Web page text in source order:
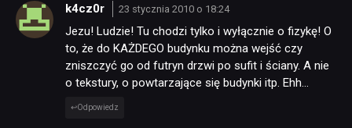
k4cz0r 23 stycznia 2010 o 18:24
Jezu! Ludzie! Tu chodzi tylko i wyłącznie o fizykę! O
to, że do KAŻDEGO budynku można wejść czy
zniszczyć go od futryn drzwi po sufit i ściany. A nie
o tekstury, o powtarzające się budynki itp. Ehh…
Odpowiedz